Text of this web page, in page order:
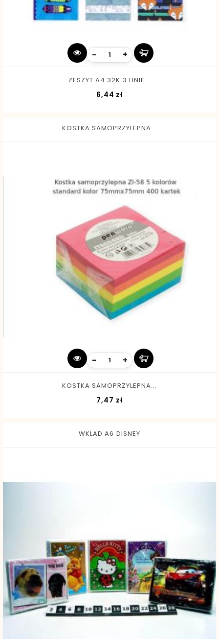
- +
ZESZYT A4 32K 3 LINIE...
6,44 zł
KOSTKA SAMOPRZYLEPNA...
- +
KOSTKA SAMOPRZYLEPNA...
7,47 złCena
WKLAD A6 DISNEY